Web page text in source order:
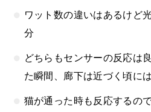
ワット数の違いはあるけど
分
どちらもセンサーの反応は
た瞬間、廊下は近づく頃に
猫が通った時も反応するの